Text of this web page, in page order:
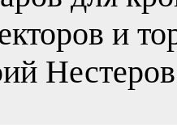
и